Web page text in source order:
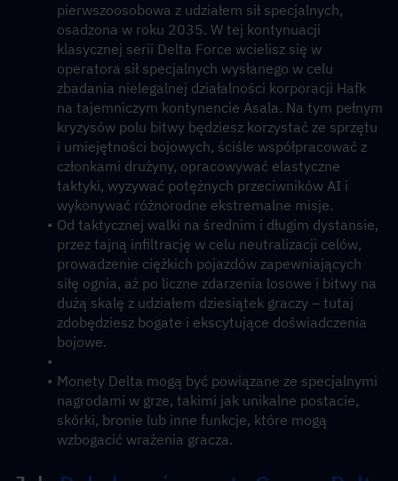
pierwszoosobowa z udziałem sił specjalnych,
osadzona w roku 2035. W tej kontynuacji
klasycznej serii Delta Force wcielisz się w
operatora sił specjalnych wysłanego w celu
zbadania nielegalnej działalności korporacji Hafk
na tajemniczym kontynencie Asala. Na tym pełnym
kryzysów polu bitwy będziesz korzystać ze sprzętu
i umiejętności bojowych, ściśle współpracować z
członkami drużyny, opracowywać elastyczne
taktyki, wyzywać potężnych przeciwników AI i
wykonywać różnorodne ekstremalne misje.
Od taktycznej walki na średnim i długim dystansie,
przez tajną infiltrację w celu neutralizacji celów,
prowadzenie ciężkich pojazdów zapewniających
siłę ognia, aż po liczne zdarzenia losowe i bitwy na
dużą skalę z udziałem dziesiątek graczy – tutaj
zdobędziesz bogate i ekscytujące doświadczenia
bojowe.
Monety Delta mogą być powiązane ze specjalnymi
nagrodami w grze, takimi jak unikalne postacie,
skórki, bronie lub inne funkcje, które mogą
wzbogacić wrażenia gracza.